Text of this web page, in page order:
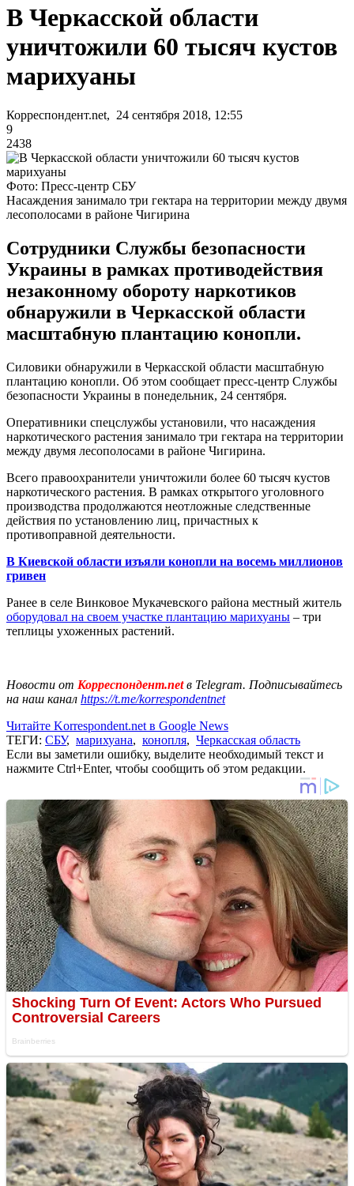
В Черкасской области
уничтожили 60 тысяч кустов
марихуаны
Корреспондент.net, 24 сентября 2018, 12:55
9
2438
Фото: Пресс-центр СБУ
Насаждения занимало три гектара на территории между двумя
лесополосами в районе Чигирина
Сотрудники Службы безопасности
Украины в рамках противодействия
незаконному обороту наркотиков
обнаружили в Черкасской области
масштабную плантацию конопли.
Силовики обнаружили в Черкасской области масштабную
плантацию конопли. Об этом сообщает пресс-центр Службы
безопасности Украины в понедельник, 24 сентября.
Оперативники спецслужбы установили, что насаждения
наркотического растения занимало три гектара на территории
между двумя лесополосами в районе Чигирина.
Всего правоохранители уничтожили более 60 тысяч кустов
наркотического растения. В рамках открытого уголовного
производства продолжаются неотложные следственные
действия по установлению лиц, причастных к
противоправной деятельности.
В Киевской области изъяли конопли на восемь миллионов
гривен
Ранее в селе Винковое Мукачевского района местный житель
оборудовал на своем участке плантацию марихуаны – три
теплицы ухоженных растений.
Новости от Корреспондент.netв Telegram. Подписывайтесь
на наш канал https://t.me/korrespondentnet
Читайте Korrespondent.net в Google News
ТЕГИ: СБУ, марихуана, конопля, Черкасская область
Если вы заметили ошибку, выделите необходимый текст и
нажмите Ctrl+Enter, чтобы сообщить об этом редакции.